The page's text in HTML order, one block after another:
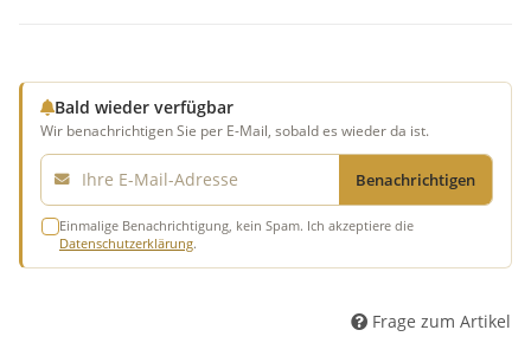
Bald wieder verfügbar
Wir benachrichtigen Sie per E-Mail, sobald es wieder da ist.
E-Mail
Benachrichtigen
Einmalige Benachrichtigung, kein Spam. Ich akzeptiere die
Datenschutzerklärung.
Frage zum Artikel